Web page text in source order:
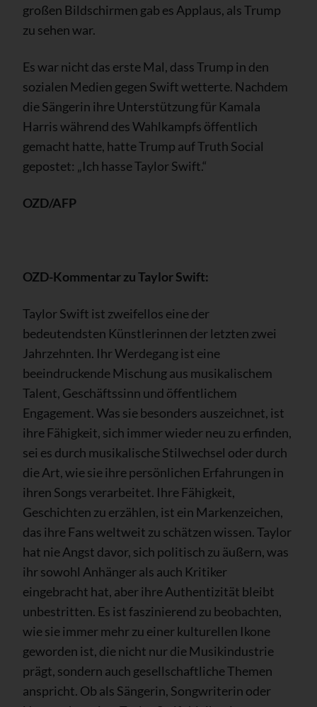
großen Bildschirmen gab es Applaus, als Trump
zu sehen war.
Es war nicht das erste Mal, dass Trump in den
sozialen Medien gegen Swift wetterte. Nachdem
die Sängerin ihre Unterstützung für Kamala
Harris während des Wahlkampfs öffentlich
gemacht hatte, hatte Trump auf Truth Social
gepostet: „Ich hasse Taylor Swift.“
OZD/AFP
OZD-Kommentar zu Taylor Swift:
Taylor Swift ist zweifellos eine der
bedeutendsten Künstlerinnen der letzten zwei
Jahrzehnten. Ihr Werdegang ist eine
beeindruckende Mischung aus musikalischem
Talent, Geschäftssinn und öffentlichem
Engagement. Was sie besonders auszeichnet, ist
ihre Fähigkeit, sich immer wieder neu zu erfinden,
sei es durch musikalische Stilwechsel oder durch
die Art, wie sie ihre persönlichen Erfahrungen in
ihren Songs verarbeitet. Ihre Fähigkeit,
Geschichten zu erzählen, ist ein Markenzeichen,
das ihre Fans weltweit zu schätzen wissen. Taylor
hat nie Angst davor, sich politisch zu äußern, was
ihr sowohl Anhänger als auch Kritiker
eingebracht hat, aber ihre Authentizität bleibt
unbestritten. Es ist faszinierend zu beobachten,
wie sie immer mehr zu einer kulturellen Ikone
geworden ist, die nicht nur die Musikindustrie
prägt, sondern auch gesellschaftliche Themen
anspricht. Ob als Sängerin, Songwriterin oder